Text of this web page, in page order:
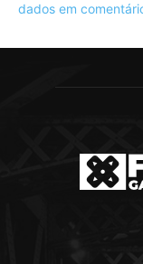
dados em